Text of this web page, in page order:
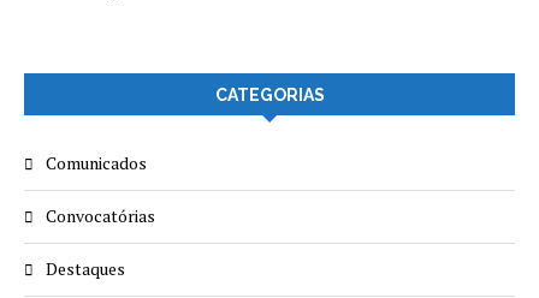
CATEGORIAS
Comunicados
Convocatórias
Destaques